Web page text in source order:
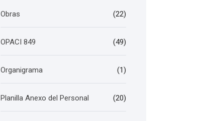
Obras (22)
OPACI 849 (49)
Organigrama (1)
Planilla Anexo del Personal (20)